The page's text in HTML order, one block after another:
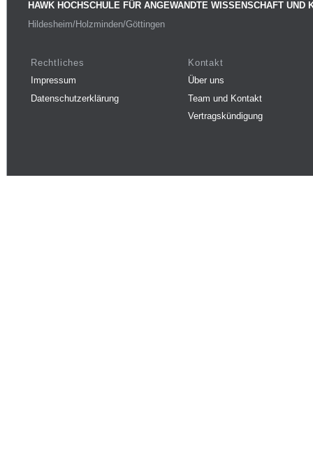
HAWK HOCHSCHULE FÜR ANGEWANDTE WISSENSCHAFT UND
Hildesheim/Holzminden/Göttingen
Rechtliches
Impressum
Datenschutzerklärung
Kontakt
Über uns
Team und Kontakt
Vertragskündigung